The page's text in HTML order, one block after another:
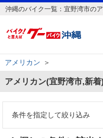
沖縄のバイク一覧：宜野湾市の
アメリカン ＞
アメリカン(宜野湾市,新着)
条件を指定して絞り込み